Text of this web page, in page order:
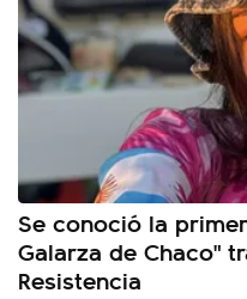
Se conoció la
Galarza de Chaco"
Resistencia